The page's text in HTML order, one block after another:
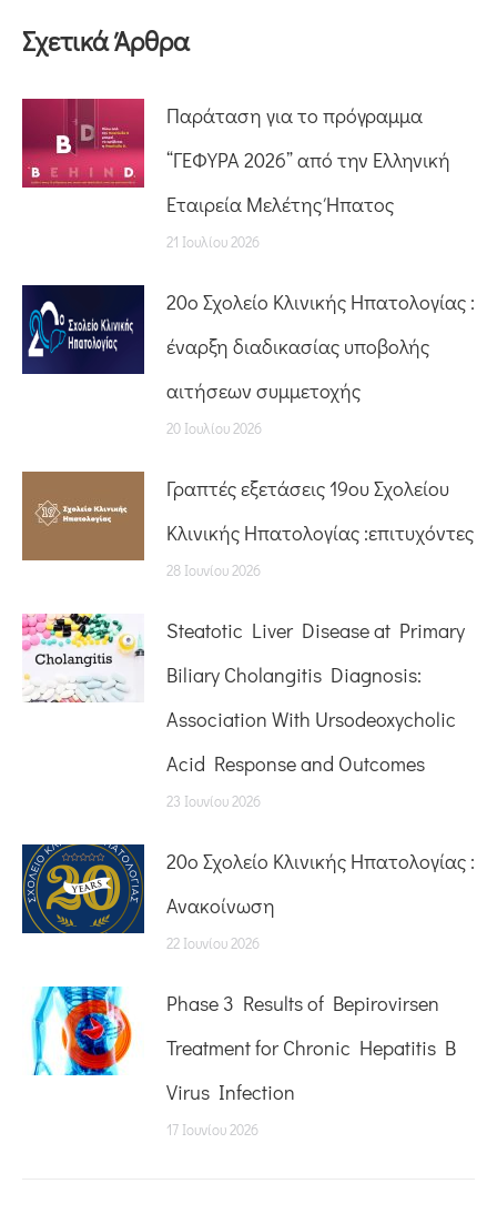
Σχετικά Άρθρα
Παράταση για το πρόγραμμα
“ΓΕΦΥΡΑ 2026” από την Ελληνική
Εταιρεία Μελέτης Ήπατος
21 Ιουλίου 2026
20o Σχολείο Κλινικής Ηπατολογίας :
έναρξη διαδικασίας υποβολής
αιτήσεων συμμετοχής
20 Ιουλίου 2026
Γραπτές εξετάσεις 19ου Σχολείου
Κλινικής Ηπατολογίας :επιτυχόντες
28 Ιουνίου 2026
Steatotic Liver Disease at Primary
Biliary Cholangitis Diagnosis:
Association With Ursodeoxycholic
Acid Response and Outcomes
23 Ιουνίου 2026
20o Σχολείο Κλινικής Ηπατολογίας :
Ανακοίνωση
22 Ιουνίου 2026
Phase 3 Results of Bepirovirsen
Treatment for Chronic Hepatitis B
Virus Infection
17 Ιουνίου 2026